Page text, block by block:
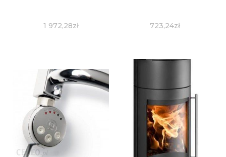
1 972,28zł 723,24zł